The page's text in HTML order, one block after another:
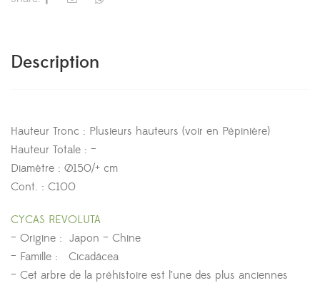
Description
Hauteur Tronc : Plusieurs hauteurs (voir en Pépinière)
Hauteur Totale : –
Diamètre : Ø150/+ cm
Cont. : C100
CYCAS REVOLUTA
– Origine : Japon – Chine
– Famille : Cicadácea
– Cet arbre de la préhistoire est l’une des plus anciennes